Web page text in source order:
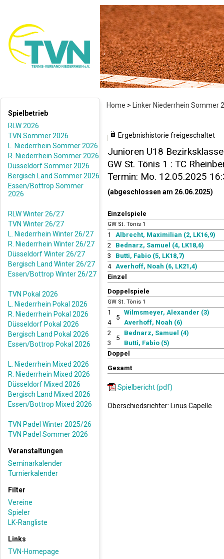
Home >
Linker Niederrhein Sommer
Spielbetrieb
RLW 2026
TVN Sommer 2026
L. Niederrhein Sommer 2026
R. Niederrhein Sommer 2026
Düsseldorf Sommer 2026
Bergisch Land Sommer 2026
Essen/Bottrop Sommer
2026
RLW Winter 26/27
TVN Winter 26/27
L. Niederrhein Winter 26/27
R. Niederrhein Winter 26/27
Düsseldorf Winter 26/27
Bergisch Land Winter 26/27
Essen/Bottrop Winter 26/27
TVN Pokal 2026
L. Niederrhein Pokal 2026
R. Niederrhein Pokal 2026
Düsseldorf Pokal 2026
Bergisch Land Pokal 2026
Essen/Bottrop Pokal 2026
L. Niederrhein Mixed 2026
R. Niederrhein Mixed 2026
Düsseldorf Mixed 2026
Bergisch Land Mixed 2026
Essen/Bottrop Mixed 2026
TVN Padel Winter 2025/26
TVN Padel Sommer 2026
Veranstaltungen
Seminarkalender
Turnierkalender
Filter
Vereine
Spieler
LK-Rangliste
Links
TVN-Homepage
Ergebnishistorie freigeschaltet
Junioren U18
GW St. Tönis 1 : TC
Termin: Mo. 12.05.2025
(abgeschlossen am 26.06.2025)
Einzelspiele
GW St. Tönis 1
1
Albrecht, Maximilian (2, LK16,9)
2
Bednarz, Samuel (4, LK18,6)
3
Butti, Fabio (5, LK18,7)
4 Averhoff, Noah (6, LK21,4)
Einzel
Doppelspiele
GW St. Tönis 1
1
4
5
Wilmsmeyer, Alexander (3)
Averhoff, Noah (6)
2
3
5
Bednarz, Samuel (4)
Butti, Fabio (5)
Doppel
Gesamt
Spielbericht (pdf)
Oberschiedsrichter: Linus Capelle